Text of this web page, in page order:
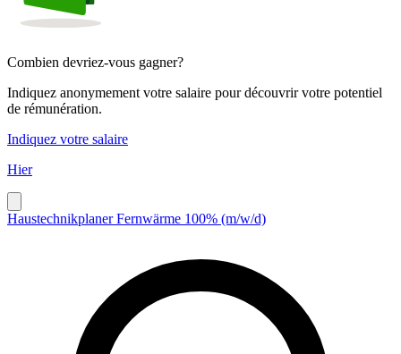
Combien devriez-vous gagner?
Indiquez anonymement votre salaire pour découvrir votre potentiel
de rémunération.
Indiquez votre salaire
Hier
Haustechnikplaner Fernwärme 100% (m/w/d)